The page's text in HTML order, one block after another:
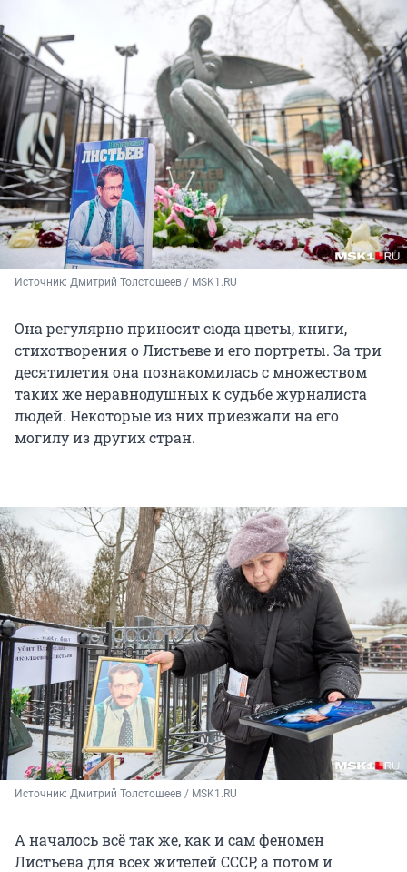
Источник: Дмитрий Толстошеев / MSK1.RU
Она регулярно приносит сюда цветы, книги,
стихотворения о Листьеве и его портреты. За три
десятилетия она познакомилась с множеством
таких же неравнодушных к судьбе журналиста
людей. Некоторые из них приезжали на его
могилу из других стран.
Источник: Дмитрий Толстошеев / MSK1.RU
А началось всё так же, как и сам феномен
Листьева для всех жителей СССР, а потом и